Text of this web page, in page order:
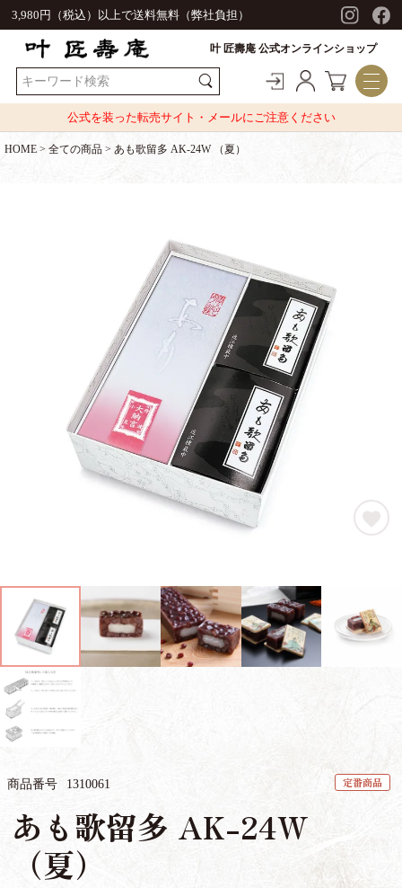
3,980円（税込）以上で送料無料（弊社負担）
叶 匠壽庵 公式オンラインショップ
公式を装った転売サイト・メールにご注意ください
HOME 全ての商品 あも歌留多 AK-24W （夏）
商品番号 1310061 定番商品
あも歌留多 AK-24W
（夏）